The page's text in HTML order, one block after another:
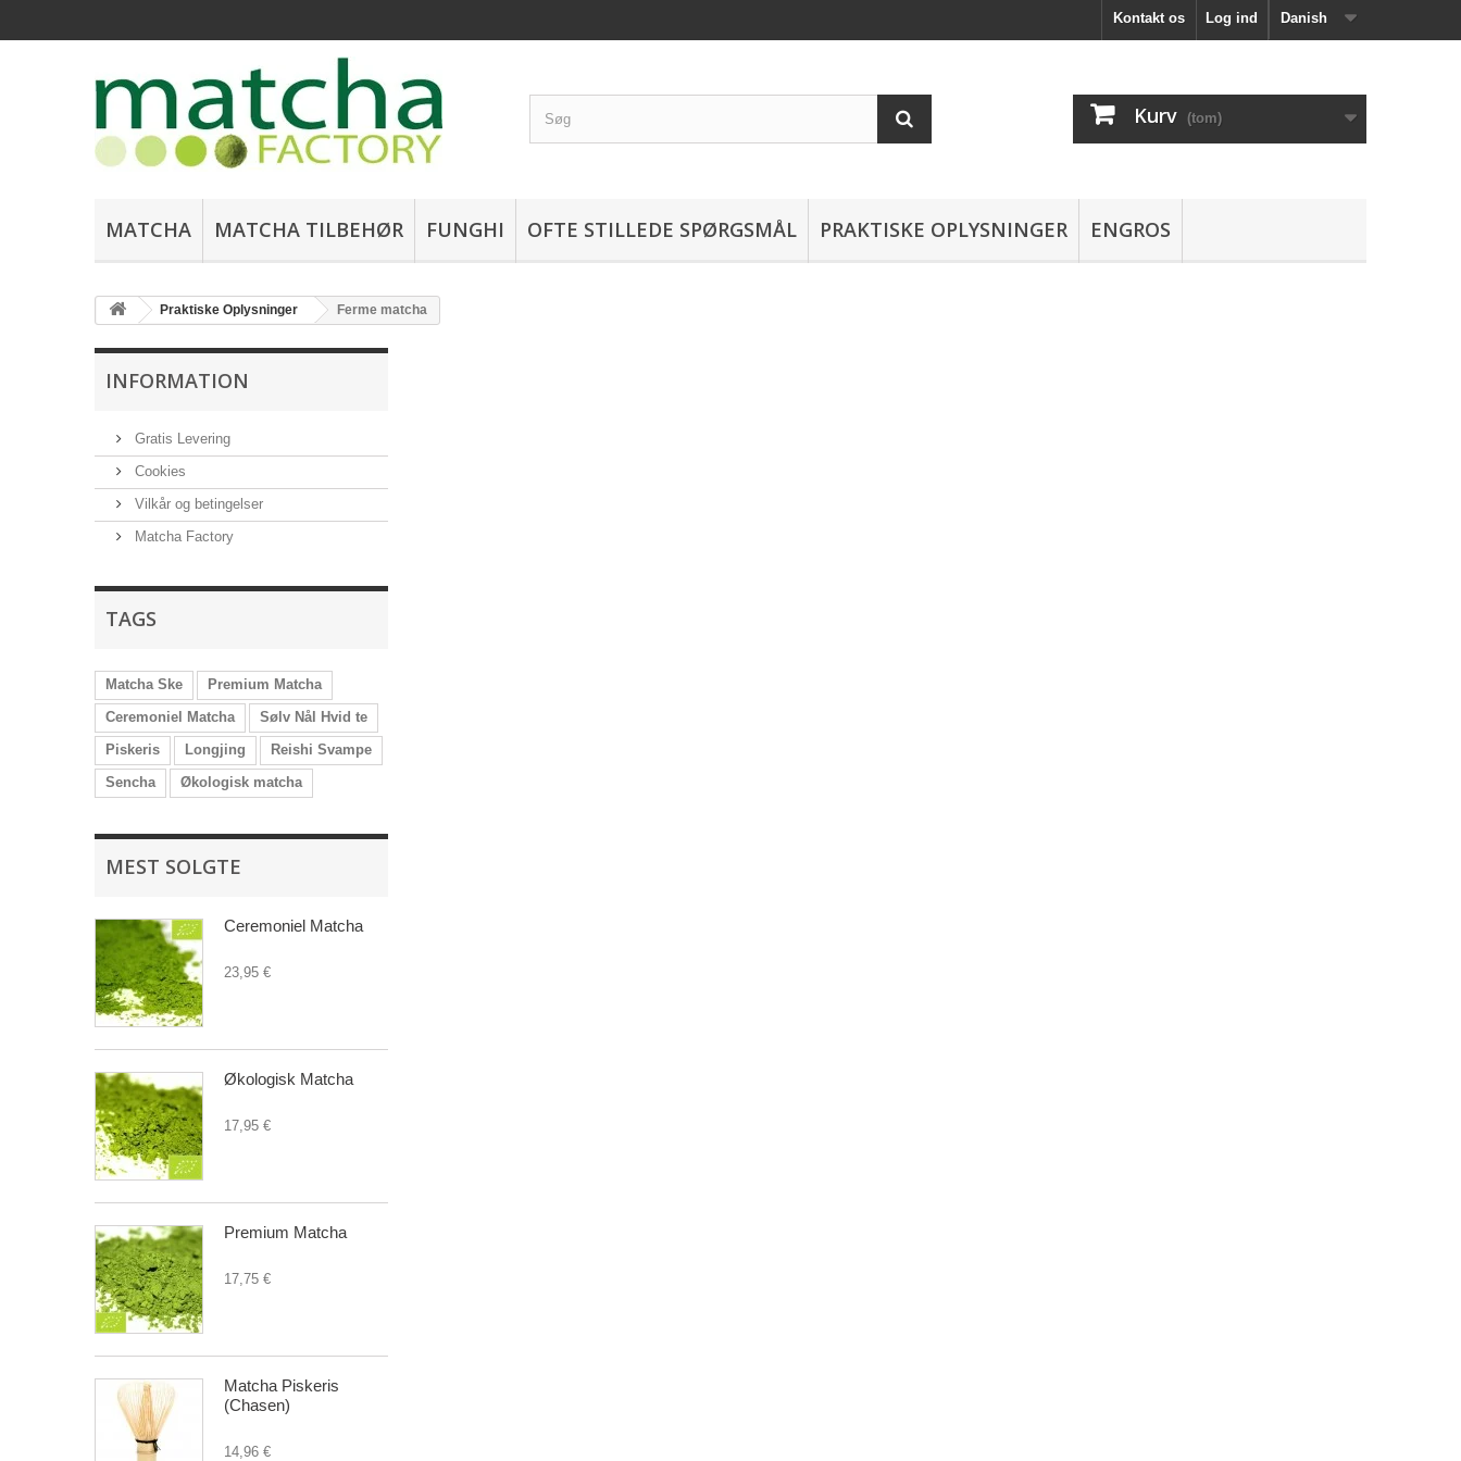
Danish
Log ind
Kontakt os
Kurv (tom)
MATCHA MATCHA TILBEHØR FUNGHI OFTE STILLEDE SPØRGSMÅL PRAKTISKE OPLYSNINGER ENGROS
Praktiske Oplysninger Ferme matcha
INFORMATION
Gratis Levering
Cookies
Vilkår og betingelser
Matcha Factory
TAGS
Matcha Ske
Premium Matcha
Ceremoniel Matcha
Sølv Nål Hvid te
Piskeris
Longjing
Reishi Svampe
Sencha
Økologisk matcha
MEST SOLGTE
Ceremoniel Matcha
23,95 €
Økologisk Matcha
17,95 €
Premium Matcha
17,75 €
Matcha Piskeris
(Chasen)
14,96 €